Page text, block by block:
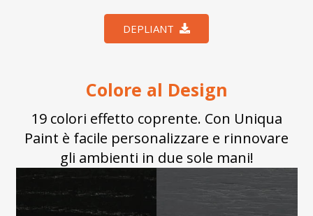
DEPLIANT
Colore al Design
19 colori effetto coprente. Con Uniqua
Paint è facile personalizzare e rinnovare
gli ambienti in due sole mani!